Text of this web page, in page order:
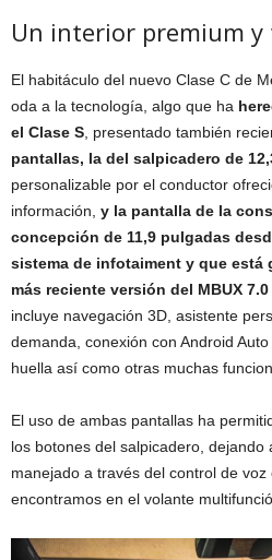
Un interior premium y
El habitáculo del nuevo Clase C de
oda a la tecnología, algo que ha
el Clase S , presentado también
pantallas, la del salpicadero de
personalizable por el conductor
información, y la pantalla de la
concepción de 11,9 pulgadas
sistema de infotaiment y que está
más reciente versión del MBUX
incluye navegación 3D, asistente
demanda, conexión con Android
huella así como otras muchas
El uso de ambas pantallas ha
los botones del salpicadero,
manejado a través del control de
encontramos en el volante